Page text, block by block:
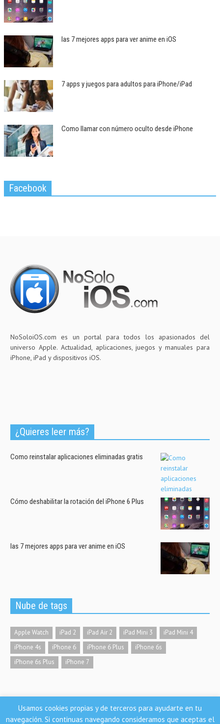
las 7 mejores apps para ver anime en iOS
7 apps y juegos para adultos para iPhone/iPad
Como llamar con número oculto desde iPhone
Facebook
NoSoloiOS.com es un portal para todos los apasionados del
universo Apple. Actualidad, aplicaciones, juegos y manuales para
iPhone, iPad y dispositivos iOS.
¿Quieres leer más?
Como reinstalar aplicaciones eliminadas gratis
Cómo deshabilitar la rotación del iPhone 6 Plus
las 7 mejores apps para ver anime en iOS
Nube de tags
Apple Watch iPad 2 iPad Air 2 iPad Mini 3
iPad Mini 4
iPhone 4s
iPhone 6 iPhone 6 Plus
iPhone 6s
iPhone 6s Plus
iPhone 7
Nosoloios.com
Usamos cookies propias y de terceros para ayudarte en tu
navegación. Si continuas navegando consideramos que aceptas el